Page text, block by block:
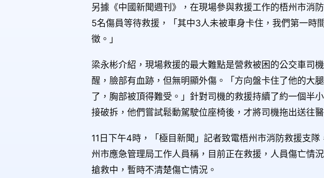
另據《中國新聞週刊》，在現場參與救援工作的梧州市消
5名傷員等待救援，「其中3人未被車身卡住，我們第一時
徵。」
梁永彬介紹，現場救援的最大難點是營救被困的公交車司
醒，臉部有血跡，但無明顯外傷。「方向盤卡住了他的大
了，胸部被頂得難受。」針對司機的救援持續了約一個半
接破拆，他們嘗試鬆動駕駛位座椅後，才將司機拖出送往醫
11日下午4時，「極目新聞」記者致電梧州市消防救援支
州市應急管理局工作人員稱，目前正在救援，人員傷亡情
搶救中，暫時不清楚傷亡情況。